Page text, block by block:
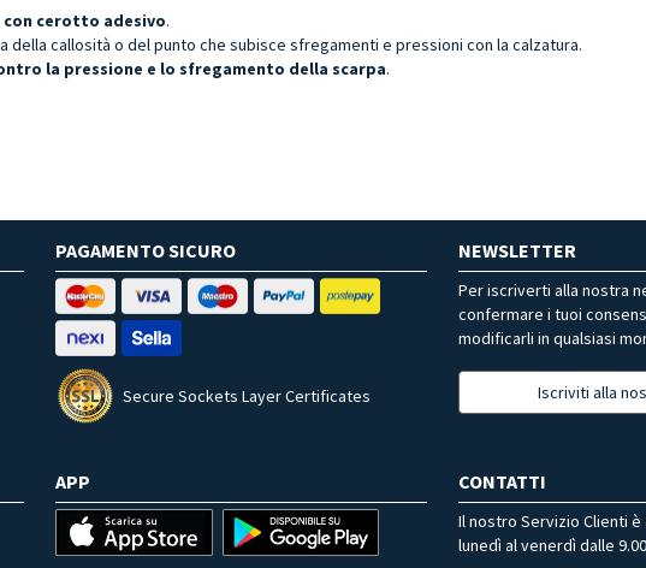
cerotto adesivo.
della callosità o del punto che subisce sfregamenti e pressioni con la calzatura.
la pressione e lo sfregamento della scarpa.
PAGAMENTO SICURO
Secure Sockets Layer Certificates
NEWSLETTER
Per iscriverti alla nostra
confermare i tuoi
modificarli in qualsiasi
Iscriviti alla
APP CONTATTI
Il nostro Servizio Clienti
lunedì al venerdì dalle